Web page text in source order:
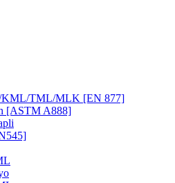
TML/MLK [EN 877]
[ASTM A888]